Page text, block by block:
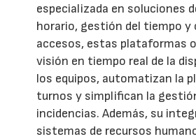
especializada en soluciones
horario, gestión del tiempo y
accesos, estas plataformas
visión en tiempo real de la
los equipos, automatizan la
turnos y simplifican la
incidencias. Además, su
sistemas de recursos